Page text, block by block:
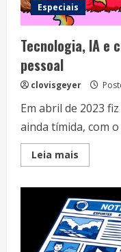
Especiais
Tecnologia, IA e
pessoal
clovisgeyer
Em abril de 2023
ainda tímida, com o
Leia mais
more
e
criação:
uma
pessoal